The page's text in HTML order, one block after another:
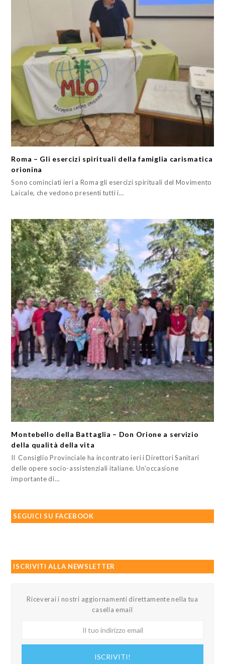
Roma – Gli esercizi spirituali della famiglia carismatica
orionina
Sono cominciati ieri a Roma gli esercizi spirituali del Movimento
Laicale, che vedono presenti tutti i…
Montebello della Battaglia – Don Orione a servizio
della qualità della vita
Il Consiglio Provinciale ha incontrato ieri i Direttori Sanitari
delle opere socio-assistenziali italiane. Un'occasione
importante di…
SEGUICI SU FACEBOOK
ISCRIVITI ALLA NEWSLETTER
Riceverai i nostri aggiornamenti direttamente nella tua
casella email
ISCRIVITI!